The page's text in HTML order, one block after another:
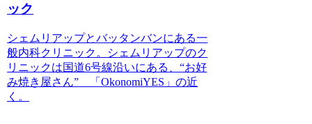
ック
シェムリアップとバッタンバンにある一
般内科クリニック。シェムリアップのク
リニックは国道6号線沿いにある、“お好
み焼き屋さん” 「OkonomiYES」の近
く。